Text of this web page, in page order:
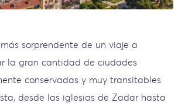
sorprendente de un viaje a
la gran cantidad de ciudades
conservadas y muy transitables
desde las iglesias de Zadar hasta